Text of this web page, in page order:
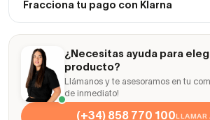
Fracciona tu pago con Klarna
¿Necesitas ayuda para
producto?
Llámanos y te asesoramos en tu
de inmediato!
(+34) 858 770 100LLAMAR